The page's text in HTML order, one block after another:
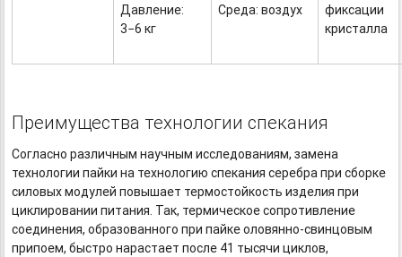
Давление:
3−6 кг
Среда: воздух
фиксации
кристалла
Преимущества технологии спекания
Согласно различным научным исследованиям, замена
технологии пайки на технологию спекания серебра при сборке
силовых модулей повышает термостойкость изделия при
циклировании питания. Так, термическое сопротивление
соединения, образованного при пайкеоловянно-свинцовым
припоем, быстро нарастает после 41 тысячи циклов,